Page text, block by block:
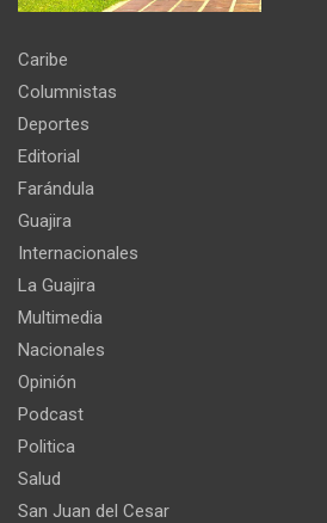
Caribe
Columnistas
Deportes
Editorial
Farándula
Guajira
Internacionales
La Guajira
Multimedia
Nacionales
Opinión
Podcast
Politica
Salud
San Juan del Cesar